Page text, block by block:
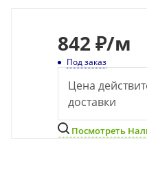
842 ₽/м
Под заказ
Цена
доставки
Посмотреть